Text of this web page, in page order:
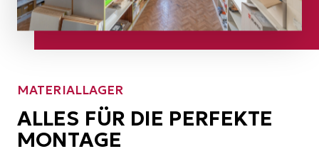
MATERIALLAGER
ALLES FÜR DIE PERFEKTE
MONTAGE